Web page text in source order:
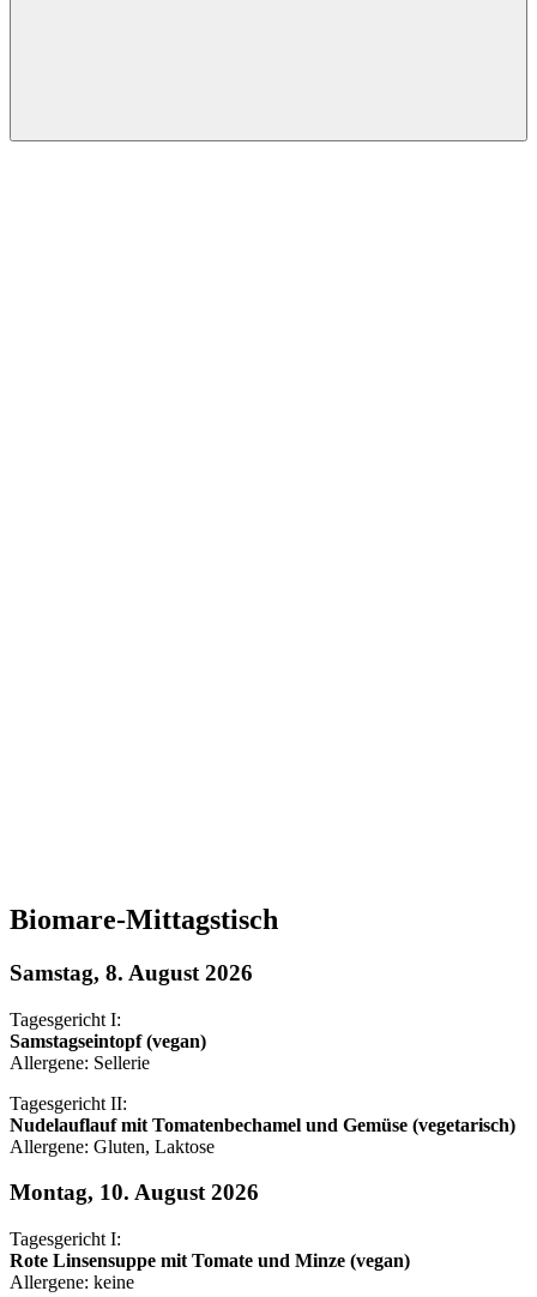
Biomare-Mittagstisch
Samstag, 8. August 2026
Tagesgericht I:
Samstagseintopf (vegan)
Allergene: Sellerie
Tagesgericht II:
Nudelauflauf mit Tomatenbechamel und Gemüse (vegetarisch)
Allergene: Gluten, Laktose
Montag, 10. August 2026
Tagesgericht I:
Rote Linsensuppe mit Tomate und Minze (vegan)
Allergene: keine